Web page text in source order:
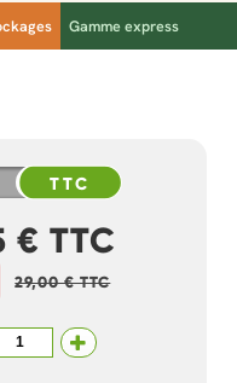
Gamme express
TTC
€ TTC
29,00 € TTC